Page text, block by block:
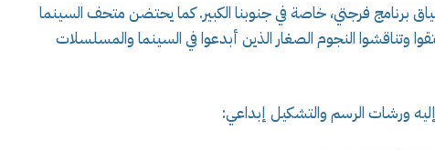
برنامج فرجتي، خاصة في جنوبنا الكبير. كما يحتضن متحف السينما
لتلتقوا وتناقشوا النجوم الصغار الذين أبدعوا في السينما والمسلسلات
ورشات الرسم والتشكيل إبداعي: